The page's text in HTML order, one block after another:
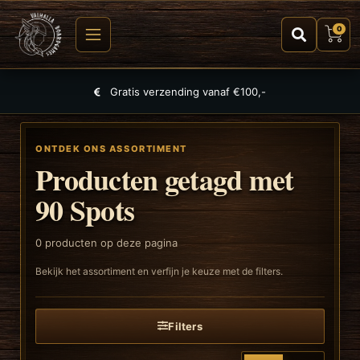
0
Gratis verzending vanaf €100,-
ONTDEK ONS ASSORTIMENT
Producten getagd met
90 Spots
0 producten op deze pagina
Bekijk het assortiment en verfijn je keuze met de filters.
Filters